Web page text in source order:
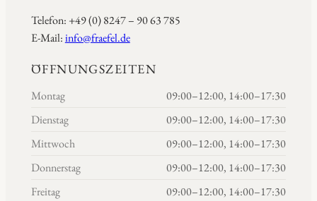
Telefon: +49 (0) 8247 – 90 63 785
E-Mail:info@fraefel.de
ÖFFNUNGSZEITEN
Montag
09:00–12:00, 14:00–17:30
Dienstag
09:00–12:00, 14:00–17:30
Mittwoch
09:00–12:00, 14:00–17:30
Donnerstag
09:00–12:00, 14:00–17:30
Freitag
09:00–12:00, 14:00–17:30